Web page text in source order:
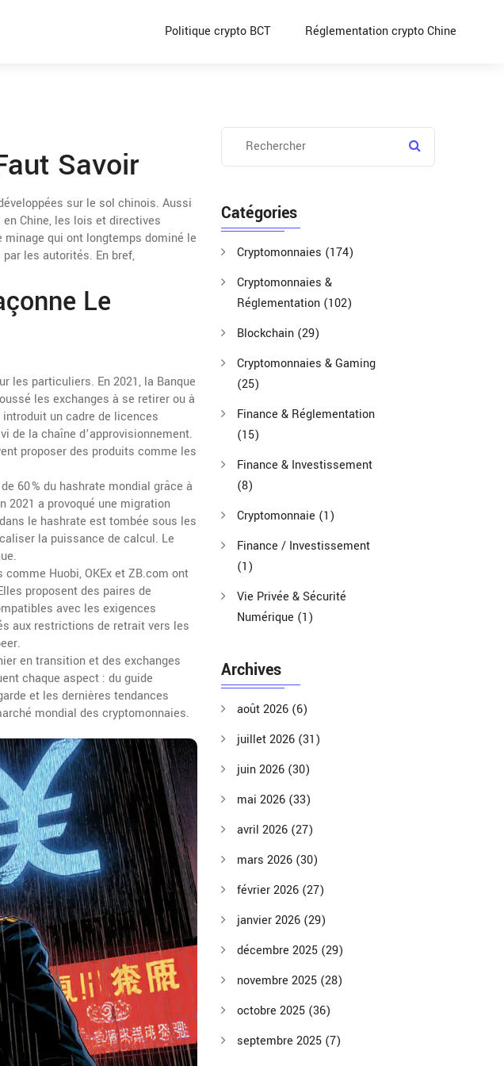
Politique crypto BCT Réglementation crypto Chine
Savoir
sur le sol chinois. Aussi
Chine, les lois et directives
minage qui ont longtemps dominé le
par les autorités. En bref,
Le
les particuliers. En 2021, la Banque
les exchanges à se retirer ou à
un cadre de licences
de la chaîne d’approvisionnement.
proposer des produits comme les
60 % du hashrate mondial grâce à
2021 a provoqué une migration
le hashrate est tombée sous les
la puissance de calcul. Le
Huobi, OKEx et ZB.com ont
proposent des paires de
avec les exigences
aux restrictions de retrait vers les
en transition et des exchanges
chaque aspect : du guide
et les dernières tendances
mondial des cryptomonnaies.
Catégories
Cryptomonnaies (174)
Cryptomonnaies &
Réglementation (102)
Blockchain (29)
Cryptomonnaies & Gaming
(25)
Finance & Réglementation
(15)
Finance & Investissement
(8)
Cryptomonnaie (1)
Finance / Investissement
(1)
Vie Privée & Sécurité
Numérique (1)
Archives
août 2026 (6)
juillet 2026 (31)
juin 2026 (30)
mai 2026 (33)
avril 2026 (27)
mars 2026 (30)
février 2026 (27)
janvier 2026 (29)
décembre 2025 (29)
novembre 2025 (28)
octobre 2025 (36)
septembre 2025 (7)